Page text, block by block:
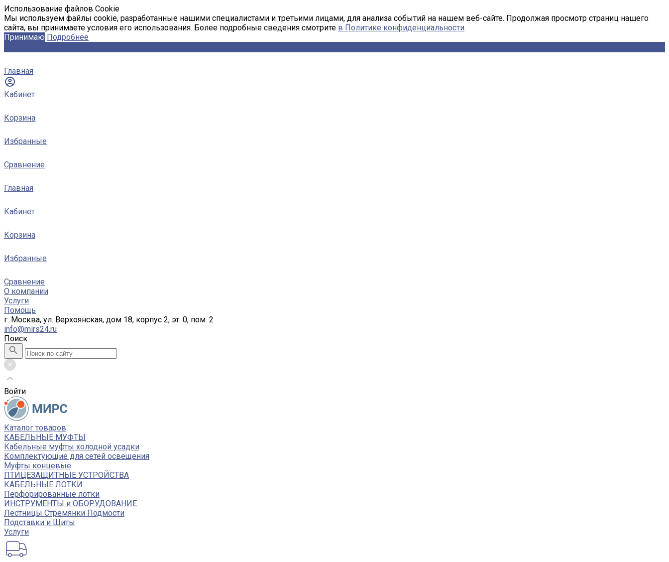
Использование файлов Cookie
Мы используем файлы cookie, разработанные нашими специалистами и третьими лицами, для анализа событий на нашем веб-сайте. Продолжая просмотр страниц нашего
сайта, вы принимаете условия его использования. Более подробные сведения смотрите в Политике конфиденциальности.
Принимаю Подробнее
Главная
Кабинет
Корзина
Избранные
Сравнение
Главная
Кабинет
Корзина
Избранные
Сравнение
О компании
Услуги
Помощь
г. Москва, ул. Верхоянская, дом 18, корпус 2, эт. 0, пом. 2
info@mirs24.ru
Поиск
Войти
Каталог товаров
КАБЕЛЬНЫЕ МУФТЫ
Кабельные муфты холодной усадки
Комплектующие для сетей освещения
Муфты концевые
ПТИЦЕЗАЩИТНЫЕ УСТРОЙСТВА
КАБЕЛЬНЫЕ ЛОТКИ
Перфорированные лотки
ИНСТРУМЕНТЫ и ОБОРУДОВАНИЕ
Лестницы Стремянки Подмости
Подставки и Щиты
Услуги